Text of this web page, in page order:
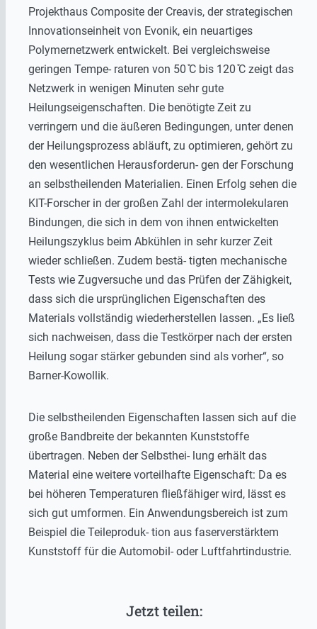
Projekthaus Composite der Creavis, der strategischen
Innovationseinheit von Evonik, ein neuartiges
Polymernetzwerk entwickelt. Bei vergleichsweise
geringen Tempe- raturen von 50 ̊C bis 120 ̊C zeigt das
Netzwerk in wenigen Minuten sehr gute
Heilungseigenschaften. Die benötigte Zeit zu
verringern und die äußeren Bedingungen, unter denen
der Heilungsprozess abläuft, zu optimieren, gehört zu
den wesentlichen Herausforderun- gen der Forschung
an selbstheilenden Materialien. Einen Erfolg sehen die
KIT-Forscher in der großen Zahl der intermolekularen
Bindungen, die sich in dem von ihnen entwickelten
Heilungszyklus beim Abkühlen in sehr kurzer Zeit
wieder schließen. Zudem bestä- tigten mechanische
Tests wie Zugversuche und das Prüfen der Zähigkeit,
dass sich die ursprünglichen Eigenschaften des
Materials vollständig wiederherstellen lassen. „Es ließ
sich nachweisen, dass die Testkörper nach der ersten
Heilung sogar stärker gebunden sind als vorher“, so
Barner-Kowollik.
Die selbstheilenden Eigenschaften lassen sich auf die
große Bandbreite der bekannten Kunststoffe
übertragen. Neben der Selbsthei- lung erhält das
Material eine weitere vorteilhafte Eigenschaft: Da es
bei höheren Temperaturen fließfähiger wird, lässt es
sich gut umformen. Ein Anwendungsbereich ist zum
Beispiel die Teileproduk- tion aus faserverstärktem
Kunststoff für die Automobil- oder Luftfahrtindustrie.